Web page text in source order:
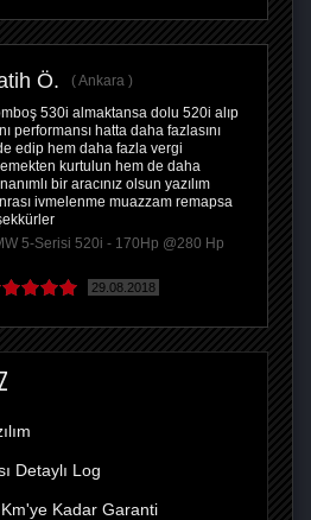
Ö.
Ankara
530i almaktansa dolu 520i alıp
performansı hatta daha fazlasını
edip hem daha fazla vergi
kurtulun hem de daha
bir aracınız olsun yazılım
ivmelenme muazzam remapsa
5-Serisi 520i - 170Hp @280 Hp
29.08.2018
Detaylı Log
Kadar Garanti